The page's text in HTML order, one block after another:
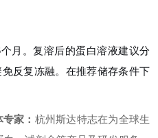
月。复溶后的蛋白溶液建议分
反复冻融。在推荐储存条件下
家： 杭州斯达特志在为全球生